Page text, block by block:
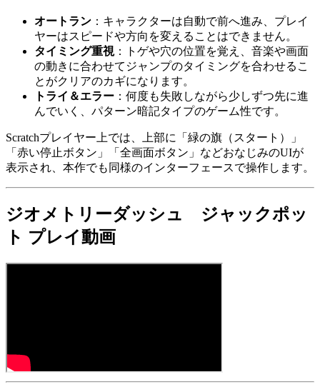
オートラン ：キャラクターは自動で前へ進み、プレイ
ヤーはスピードや方向を変えることはできません。
タイミング重視：トゲや穴の位置を覚え、音楽や画面
の動きに合わせてジャンプのタイミングを合わせるこ
とがクリアのカギになります。
トライ＆エラー ：何度も失敗しながら少しずつ先に進
んでいく、パターン暗記タイプのゲーム性です。
Scratchプレイヤー上では、上部に「緑の旗（スタート）」
「赤い停止ボタン」「全画面ボタン」などおなじみのUIが
表示され、本作でも同様のインターフェースで操作します。
ジオメトリーダッシュ ジャックポッ
ト プレイ動画